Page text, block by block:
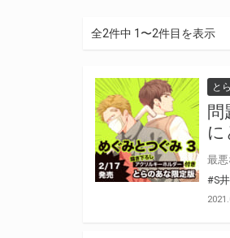
全2件中 1〜2件目を表示
と
問
に
#S